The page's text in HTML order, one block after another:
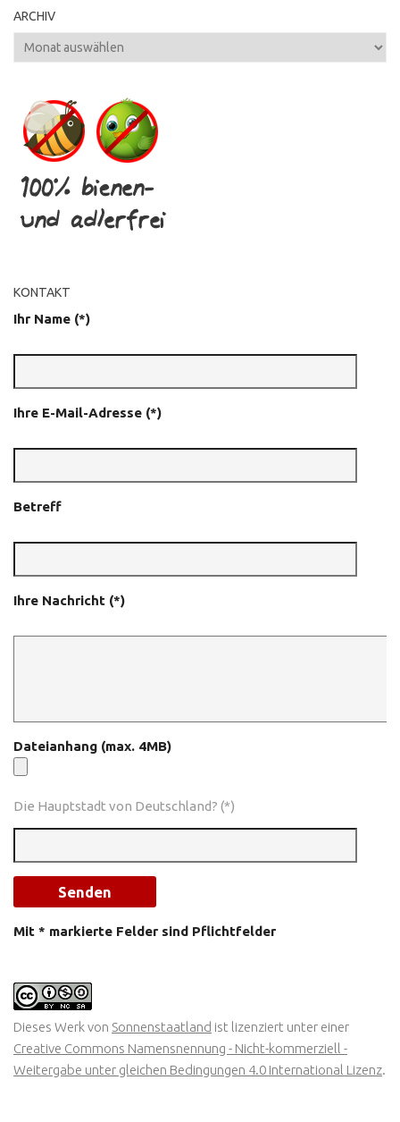
ARCHIV
Archiv
KONTAKT
Ihr Name (*)
Ihre E-Mail-Adresse (*)
Betreff
Ihre Nachricht (*)
Dateianhang (max. 4MB)
Die Hauptstadt von Deutschland? (*)
Mit * markierte Felder sind Pflichtfelder
Dieses Werk von Sonnenstaatland ist lizenziert unter einer
Creative Commons Namensnennung - Nicht-kommerziell -
Weitergabe unter gleichen Bedingungen 4.0 International Lizenz.